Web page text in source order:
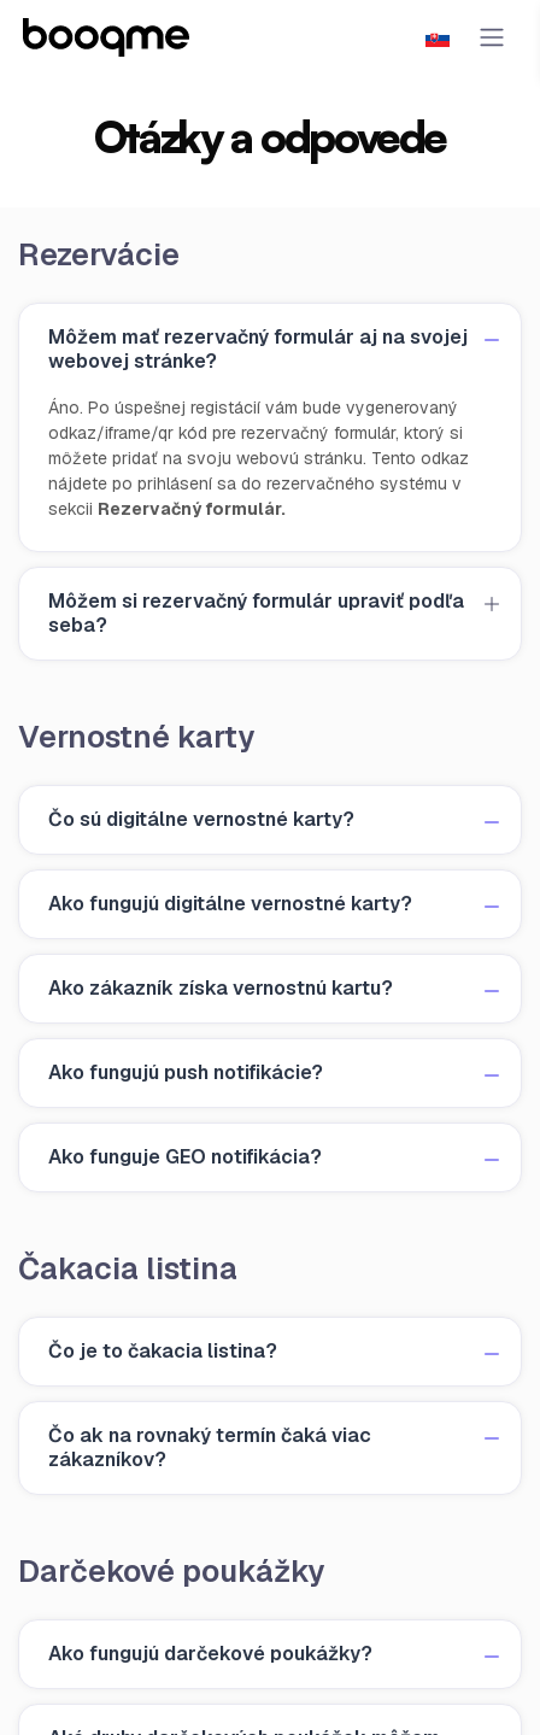
Otázky a odpovede
Rezervácie
Môžem mať rezervačný formulár aj na svojej
webovej stránke?
Áno. Po úspešnej registácií vám bude vygenerovaný
odkaz/iframe/qr kód pre rezervačný formulár, ktorý si
môžete pridať na svoju webovú stránku. Tento odkaz
nájdete po prihlásení sa do rezervačného systému v
sekcii Rezervačný formulár.
Môžem si rezervačný formulár upraviť podľa
seba?
Vernostné karty
Čo sú digitálne vernostné karty?
Ako fungujú digitálne vernostné karty?
Ako zákazník získa vernostnú kartu?
Ako fungujú push notifikácie?
Ako funguje GEO notifikácia?
Čakacia listina
Čo je to čakacia listina?
Čo ak na rovnaký termín čaká viac
zákazníkov?
Darčekové poukážky
Ako fungujú darčekové poukážky?